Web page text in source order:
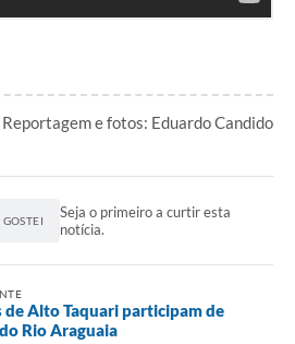
e fotos: Eduardo Candido
Seja o primeiro a curtir esta
notícia.
de Alto Taquari participam de
Rio Araguaia